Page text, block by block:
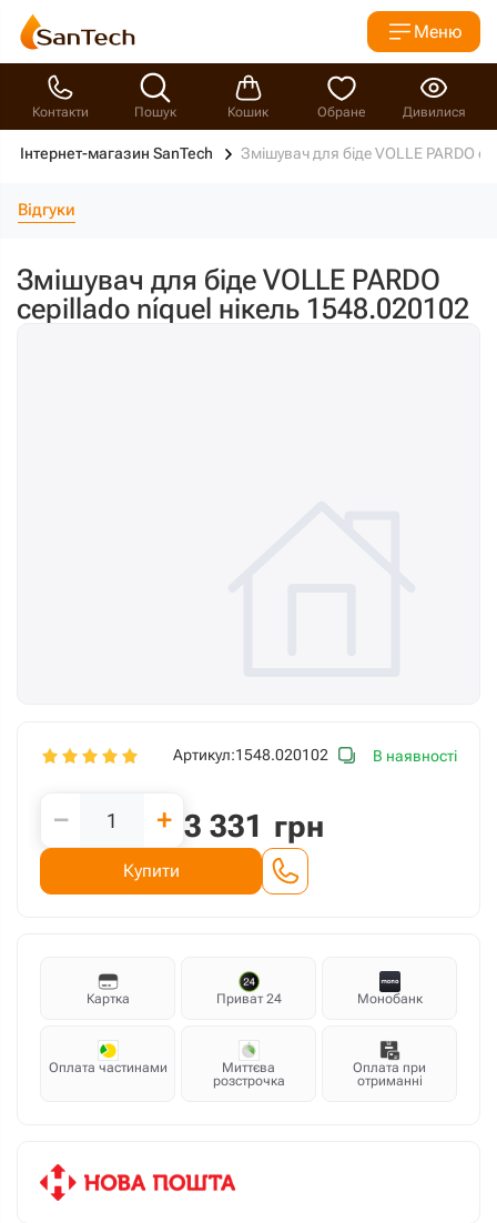
Меню
Контакти Пошук Кошик Обране Дивилися
Інтернет-магазин SanTech Змішувач для біде VOLLE PARDO
Відгуки
Змішувач для біде VOLLE PARDO
cepillado níquel нікель 1548.020102
Артикул:1548.020102 В наявності
− + 3 331 грн
Купити
Картка Приват 24 Монобанк
Оплата частинами
Миттєва
розстрочка
Оплата при
отриманні